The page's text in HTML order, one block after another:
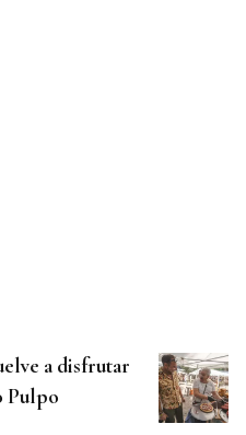
a disfrutar
Pulpo